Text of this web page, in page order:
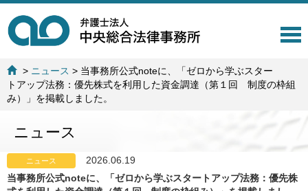
T
l
a
> ニュース > 当事務所公式noteに、「ゼロから学ぶスター
トアップ法務：優先株式を利用した資金調達（第１回 制度の枠組
み）」を掲載しました。
ニュース
ニュース
2026.06.19
当事務所公式noteに、「ゼロから学ぶスタートアップ法務：優先株